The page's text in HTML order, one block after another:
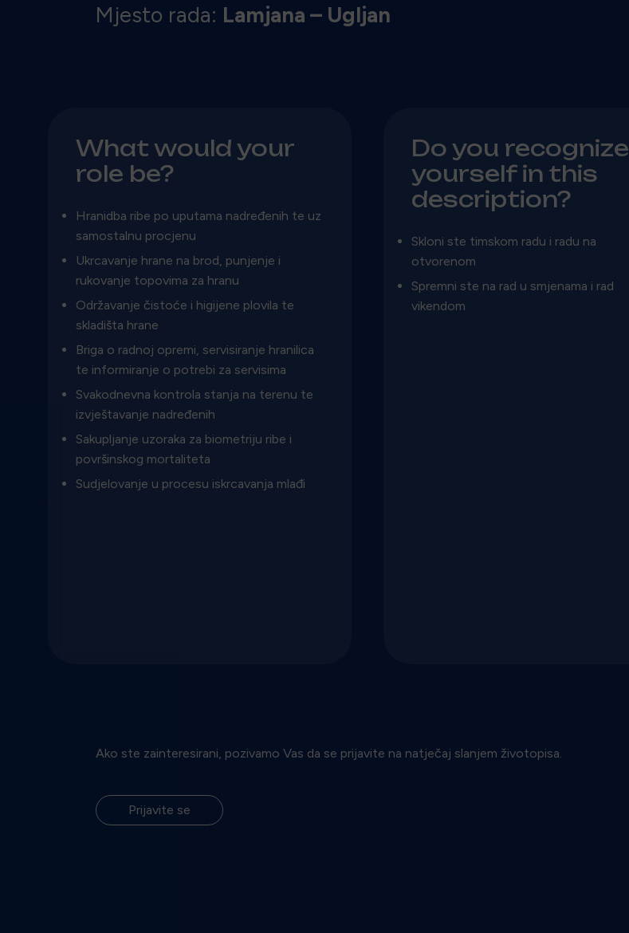
Mjesto rada: Lamjana – Ugljan
What would your
role be?
Hranidba ribe po uputama nadređenih te uz
samostalnu procjenu
Ukrcavanje hrane na brod, punjenje i
rukovanje topovima za hranu
Održavanje čistoće i higijene plovila te
skladišta hrane
Briga o radnoj opremi, servisiranje hranilica
te informiranje o potrebi za servisima
Svakodnevna kontrola stanja na terenu te
izvještavanje nadređenih
Sakupljanje uzoraka za biometriju ribe i
površinskog mortaliteta
Sudjelovanje u procesu iskrcavanja mlađi
Do you recognize
yourself in this
description?
Skloni ste timskom radu i radu na
otvorenom
Spremni ste na rad u smjenama i rad
vikendom
Ako ste zainteresirani, pozivamo Vas da se prijavite na natječaj slanjem životopisa.
Prijavite se